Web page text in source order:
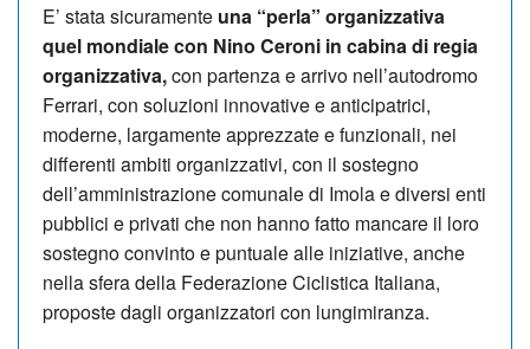
E’ stata sicuramente una “perla” organizzativa
quel mondiale con Nino Ceroni in cabina di regia
organizzativa,con partenza e arrivo nell’autodromo
Ferrari, con soluzioni innovative e anticipatrici,
moderne, largamente apprezzate e funzionali, nei
differenti ambiti organizzativi, con il sostegno
dell’amministrazione comunale di Imola e diversi enti
pubblici e privati che non hanno fatto mancare il loro
sostegno convinto e puntuale alle iniziative, anche
nella sfera della Federazione Ciclistica Italiana,
proposte dagli organizzatori con lungimiranza.